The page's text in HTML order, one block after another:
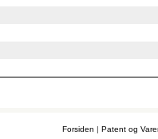
Forsiden | Patent og